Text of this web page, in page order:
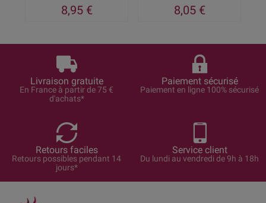
8,95 € 8,05 €
Livraison gratuite
En France à partir de 75 €
d'achats*
Paiement sécurisé
Paiement en ligne 100% sécurisé
Retours faciles
Retours possibles pendant 14
jours*
Service client
Du lundi au vendredi de 9h à 18h